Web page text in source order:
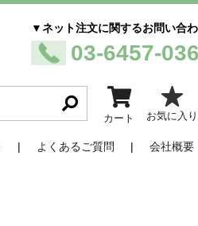
▼ネット注文に関するお問い合
03-6457-
カート お気に入り
よくあるご質問 会社概要